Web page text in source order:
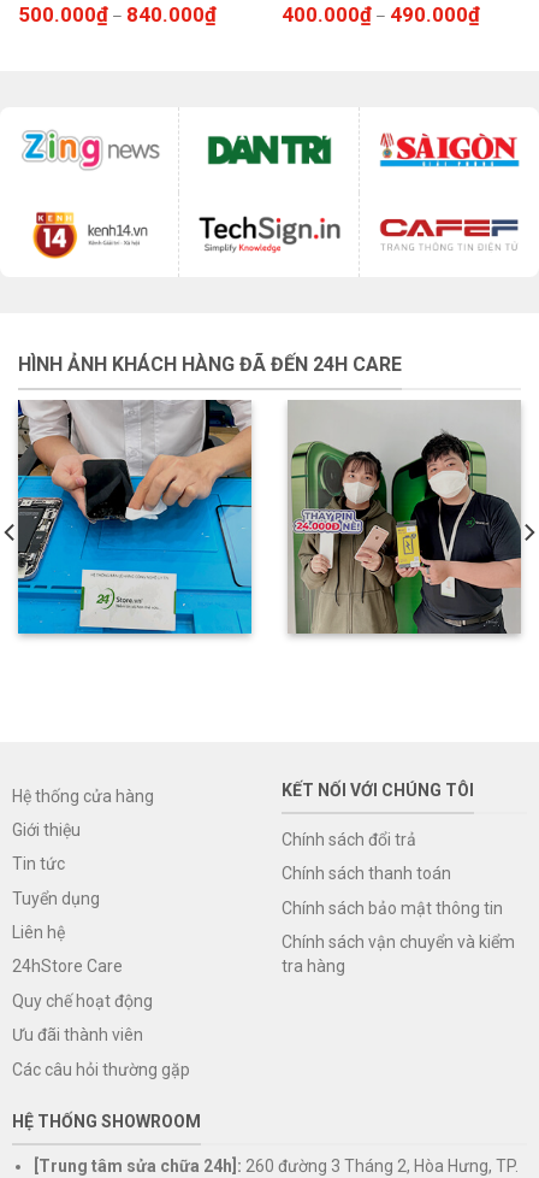
500.000₫– 840.000₫ 400.000₫– 490.000₫
HÌNH ẢNH KHÁCH HÀNG ĐÃ ĐẾN 24H CARE
Hệ thống cửa hàng
Giới thiệu
Tin tức
Tuyển dụng
Liên hệ
24hStore Care
Quy chế hoạt động
Ưu đãi thành viên
Các câu hỏi thường gặp
KẾT NỐI VỚI CHÚNG TÔI
Chính sách đổi trả
Chính sách thanh toán
Chính sách bảo mật thông tin
Chính sách vận chuyển và kiểm
tra hàng
HỆ THỐNG SHOWROOM
[Trung tâm sửa chữa 24h]: 260 đường 3 Tháng 2, Hòa Hưng, TP.